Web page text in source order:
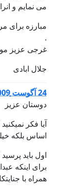
می نمایم و
مبارزه برای
.
غرجی عزیز
جلال ابادی
24 آگوست 2009, 11:38
دوستان عزیز
آیا فکر
اساس بلکه
اول باید
برای اینکه
همراه با